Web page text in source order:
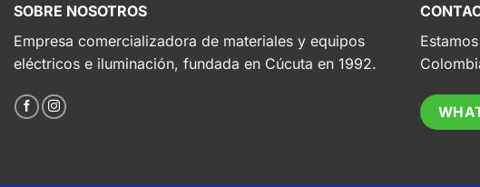
SOBRE NOSOTROS
Empresa comercializadora de materiales y equipos
eléctricos e iluminación, fundada en Cúcuta en 1992.